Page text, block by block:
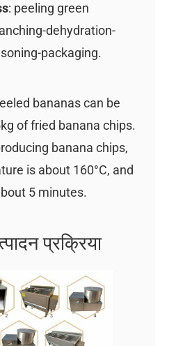
: peeling green
dehydration-
packaging.
bananas can be
of fried banana chips.
banana chips,
is about 160°C, and
5 minutes.
प्रक्रिया